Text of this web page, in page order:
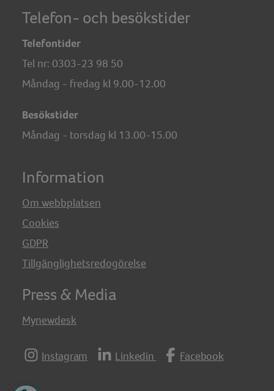
Telefon- och besökstider
Telefontider
Tel nr: 0303-23 98 50
Måndag - fredag kl 9.00-12.00
Besökstider
Måndag - torsdag kl 13.00-15.00
Information
Om webbplatsen
Cookies
GDPR
Tillgänglighetsredogörelse
Press & Media
Mynewdesk
Instagram Linkedin Facebook